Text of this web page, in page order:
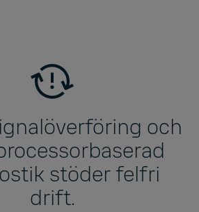
och
stöder felfri
drift.